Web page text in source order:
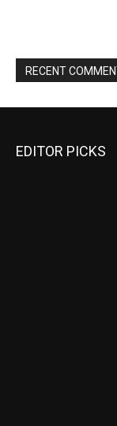
RECENT
EDITOR PICKS